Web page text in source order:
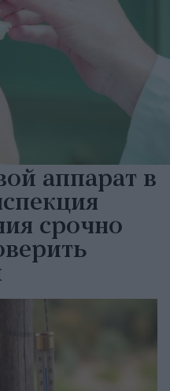
аппарат в
срочно